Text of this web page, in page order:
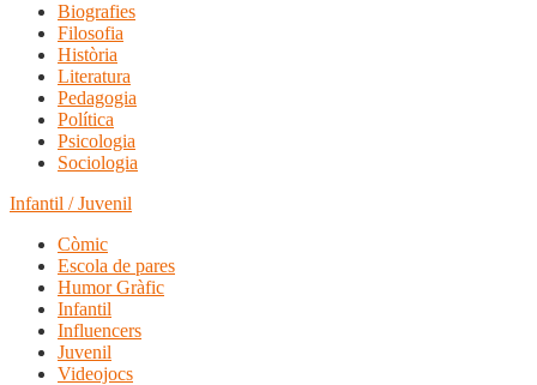
Biografies
Filosofia
Història
Literatura
Pedagogia
Política
Psicologia
Sociologia
Infantil / Juvenil
Còmic
Escola de pares
Humor Gràfic
Infantil
Influencers
Juvenil
Videojocs